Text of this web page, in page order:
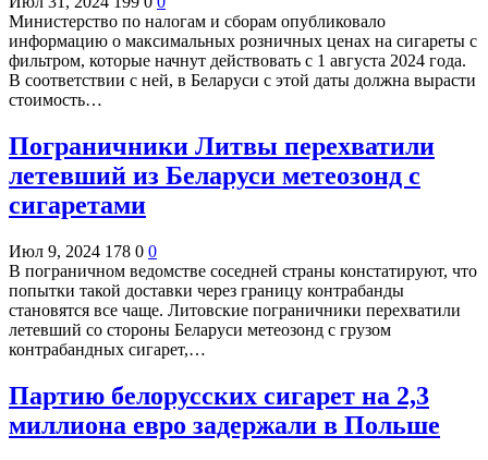
Министерство по налогам и сборам опубликовало
информацию о максимальных розничных ценах на сигареты с
фильтром, которые начнут действовать с 1 августа 2024 года.
В соответствии с ней, в Беларуси с этой даты должна вырасти
стоимость…
Пограничники Литвы перехватили
летевший из Беларуси метеозонд с
сигаретами
Июл 9, 2024 178 0 0
В пограничном ведомстве соседней страны констатируют, что
попытки такой доставки через границу контрабанды
становятся все чаще. Литовские пограничники перехватили
летевший со стороны Беларуси метеозонд с грузом
контрабандных сигарет,…
Партию белорусских сигарет на 2,3
миллиона евро задержали в Польше